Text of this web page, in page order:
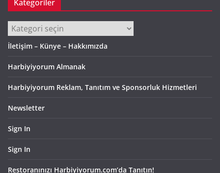
Kategoriler
Kategoriler
İletişim – Künye – Hakkımızda
Harbiyiyorum Almanak
Harbiyiyorum Reklam, Tanıtım ve Sponsorluk Hizmetleri
Newsletter
Sign In
Sign In
Restoranınızı Harbiyiyorum.com’da Tanıtın!